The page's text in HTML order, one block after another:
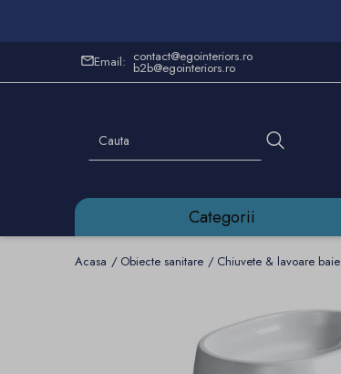
Email: contact@egointeriors.ro
b2b@egointeriors.ro
Categorii
Acasa Obiecte sanitare Chiuvete & lavoare baie